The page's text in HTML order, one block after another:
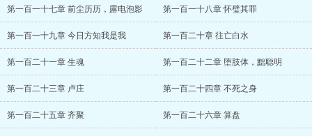
第一百一十七章 前尘历历，露电泡影 第一百一十八章 怀璧其罪
第一百一十九章 今日方知我是我 第一百二十章 往亡白水
第一百二十一章 生魂 第一百二十二章 堕肢体，黜聪明
第一百二十三章 卢庄 第一百二十四章 不死之身
第一百二十五章 齐聚 第一百二十六章 算盘